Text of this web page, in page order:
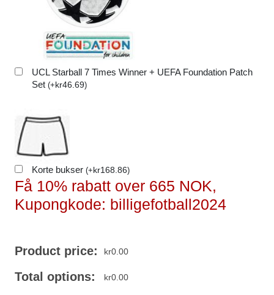
UCL Starball 7 Times Winner + UEFA Foundation Patch
Set (+kr46.69)
Korte bukser (+kr168.86)
Få 10% rabatt over 665 NOK,
Kupongkode: billigefotball2024
Product price: kr0.00
Total options: kr0.00